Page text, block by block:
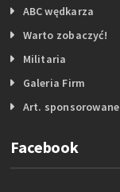
ABC wędkarza
Warto zobaczyć!
Militaria
Galeria Firm
Art. sponsorowane
Facebook